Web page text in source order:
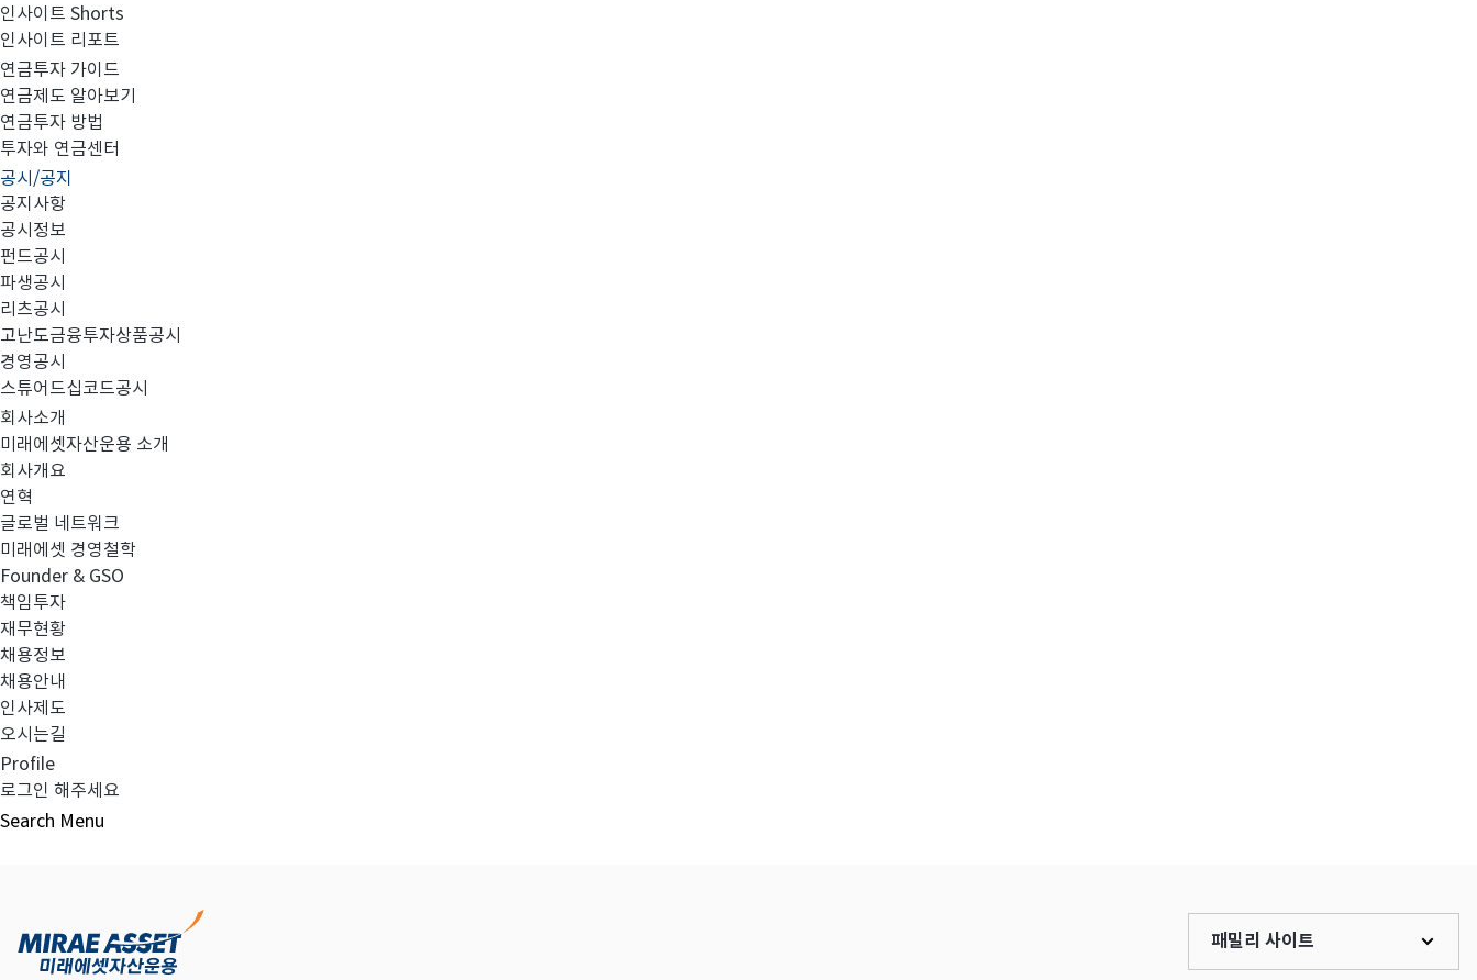
인사이트 Shorts
인사이트 리포트
연금투자 가이드
연금제도 알아보기
연금투자 방법
투자와 연금센터
공시/공지
공지사항
공시정보
펀드공시
파생공시
리츠공시
고난도금융투자상품공시
경영공시
스튜어드십코드공시
회사소개
미래에셋자산운용 소개
회사개요
연혁
글로벌 네트워크
미래에셋 경영철학
Founder & GSO
책임투자
재무현황
채용정보
채용안내
인사제도
오시는길
Profile
로그인 해주세요
Search Menu
고난도금융투자상품_공시_20230627
이전글
다음글
목록보기
패밀리 사이트